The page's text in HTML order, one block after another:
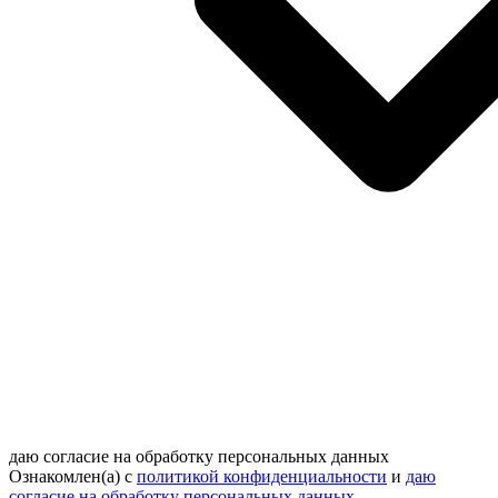
даю согласие на обработку персональных данных
Ознакомлен(а) с политикой конфиденциальности и даю